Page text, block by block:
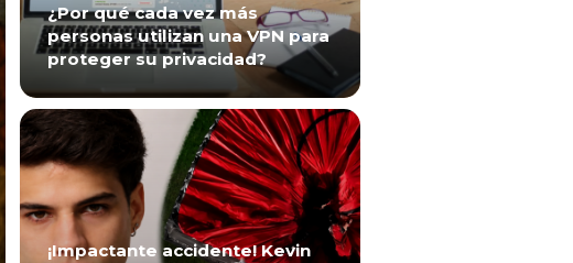
¿Por qué cada vez más
personas utilizan una VPN para
proteger su privacidad?
¡Impactante accidente! Kevin